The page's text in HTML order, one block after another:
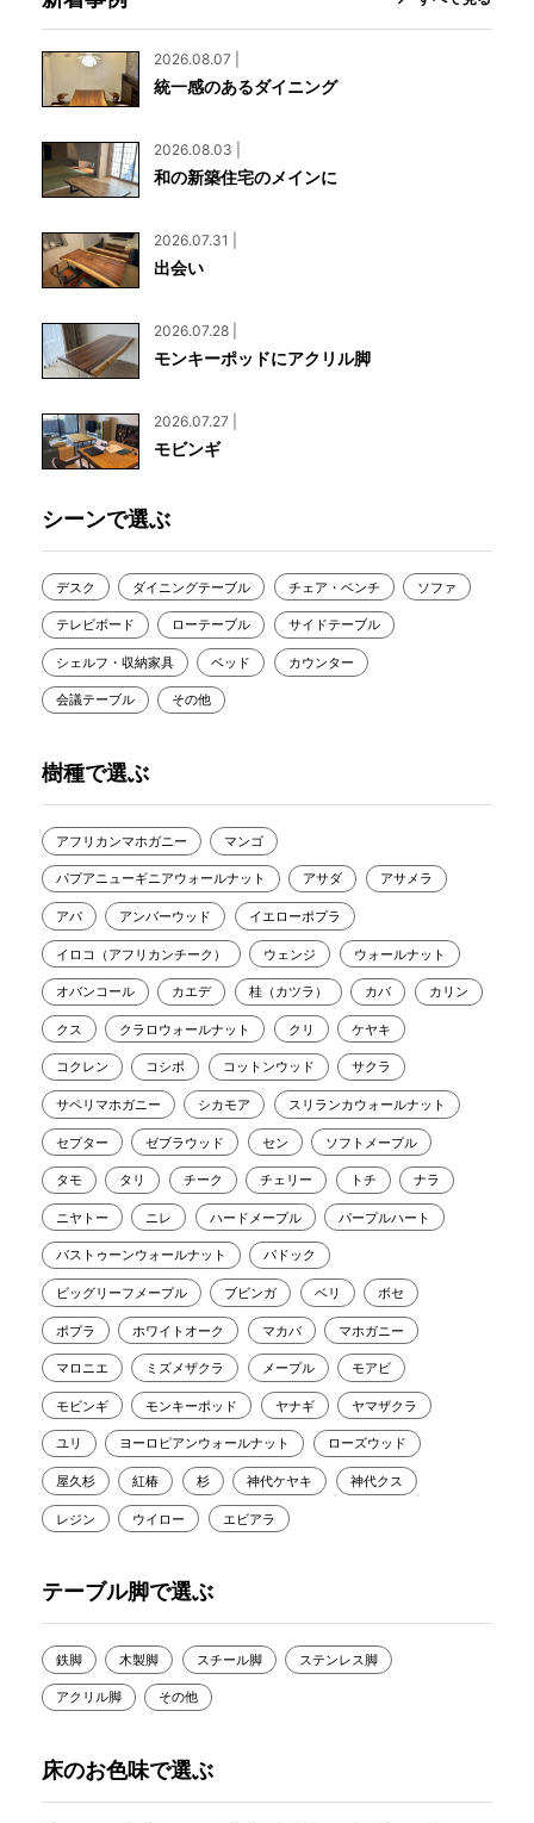
2026.08.07 |
統一感のあるダイニング
2026.08.03 |
和の新築住宅のメインに
2026.07.31 |
出会い
2026.07.28 |
モンキーポッドにアクリル脚
2026.07.27 |
モビンギ
シーンで選ぶ
デスク ダイニングテーブル チェア・ベンチ ソファ
テレビボード ローテーブル サイドテーブル
シェルフ・収納家具 ベッド カウンター
会議テーブル その他
樹種で選ぶ
アフリカンマホガニー マンゴ
パプアニューギニアウォールナット アサダ アサメラ
アパ アンバーウッド イエローポプラ
イロコ（アフリカンチーク） ウェンジ ウォールナット
オバンコール カエデ 桂（カツラ） カバ カリン
クス クラロウォールナット クリ ケヤキ
コクレン コシポ コットンウッド サクラ
サペリマホガニー シカモア スリランカウォールナット
セプター ゼブラウッド セン ソフトメープル
タモ タリ チーク チェリー トチ ナラ
ニヤトー ニレ ハードメープル パープルハート
バストゥーンウォールナット パドック
ビッグリーフメープル ブビンガ ベリ ボセ
ポプラ ホワイトオーク マカバ マホガニー
マロニエ ミズメザクラ メープル モアビ
モビンギ モンキーポッド ヤナギ ヤマザクラ
ユリ ヨーロピアンウォールナット ローズウッド
屋久杉 紅椿 杉 神代ケヤキ 神代クス
レジン ウイロー エビアラ
テーブル脚で選ぶ
鉄脚 木製脚 スチール脚 ステンレス脚
アクリル脚 その他
床のお色味で選ぶ